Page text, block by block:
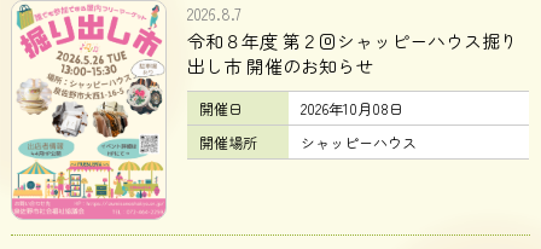
2026.8.7
令和８年度 第２回シャッピーハウス掘り
出し市 開催のお知らせ
開催日
2026年10月08日
開催場所
シャッピーハウス